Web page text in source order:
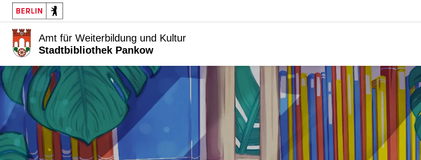
Amt für Weiterbildung und Kultur
Stadtbibliothek Pankow